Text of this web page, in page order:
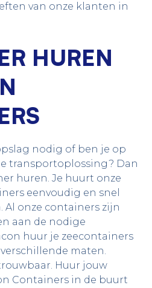
van onze klanten in
HUREN
nodig of ben je op
transportoplossing? Dan
huren. Je huurt onze
eenvoudig en snel
Al onze containers zijn
aan de nodige
huur je zeecontainers
maten.
Huur jouw
Containers in de buurt